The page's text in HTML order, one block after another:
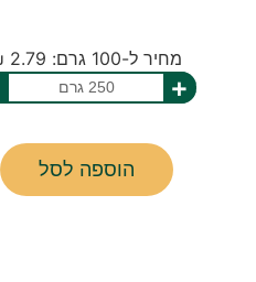
מחיר ל-100 גרם: 2.79 ₪
+
הוספה לסל